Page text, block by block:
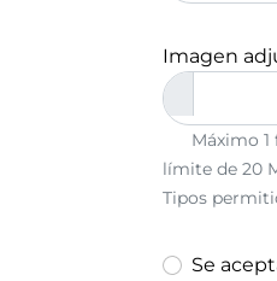
Imagen
Máximo 1
límite de 20
Tipos
Se